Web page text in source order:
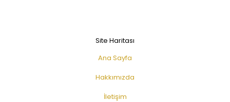
Site Haritası
Ana Sayfa
Hakkımızda
İletişim